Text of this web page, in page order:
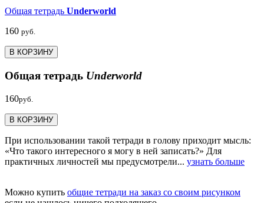
Общая тетрадь Underworld
160 руб.
В КОРЗИНУ
Общая тетрадь Underworld
160руб.
В КОРЗИНУ
При использовании такой тетради в голову приходит мысль:
«Что такого интересного я могу в ней записать?» Для
практичных личностей мы предусмотрели... узнать больше
Можно купить общие тетради на заказ со своим рисунком